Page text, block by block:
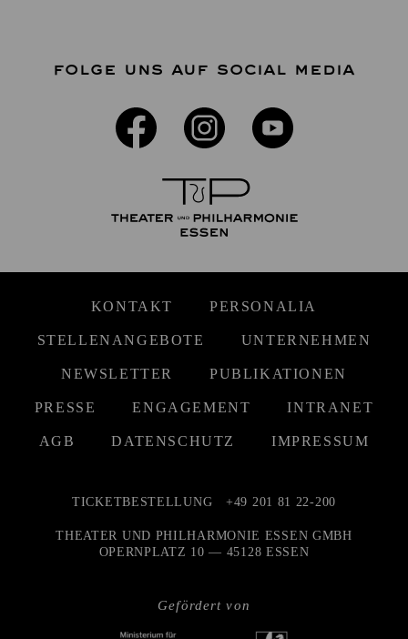
FOLGE UNS AUF SOCIAL MEDIA
KONTAKT PERSONALIA
STELLENANGEBOTE UNTERNEHMEN
NEWSLETTER PUBLIKATIONEN
PRESSE ENGAGEMENT INTRANET
AGB DATENSCHUTZ IMPRESSUM
Gefördert von
TICKETBESTELLUNG +49 201 81 22-200
THEATER UND PHILHARMONIE ESSEN GMBH
OPERNPLATZ 10 — 45128 ESSEN